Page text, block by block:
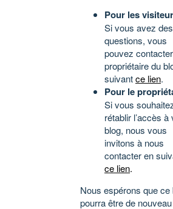
Pour les
Si vous avez des
questions, vous
pouvez
propriétaire du
suivantce lien.
Pour le
Si vous
rétablir l’accès à
blog, nous vous
invitons à nous
contacter en
ce lien.
Nous espérons que ce
pourra être de nouveau